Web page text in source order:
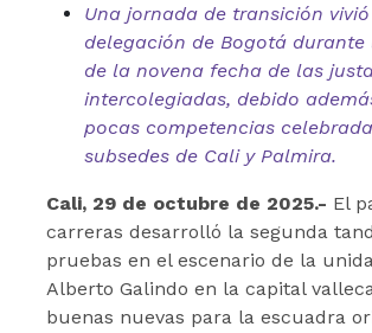
Una jornada de transición
delegación de Bogotá
de la novena fecha de las
intercolegiadas, debido
pocas competencias
subsedes de Cali y Palmira.
Cali, 29 de octubre de 2025.- El
carreras desarrolló la segunda
pruebas en el escenario de la
Alberto Galindo en la capital
buenas nuevas para la escuadra